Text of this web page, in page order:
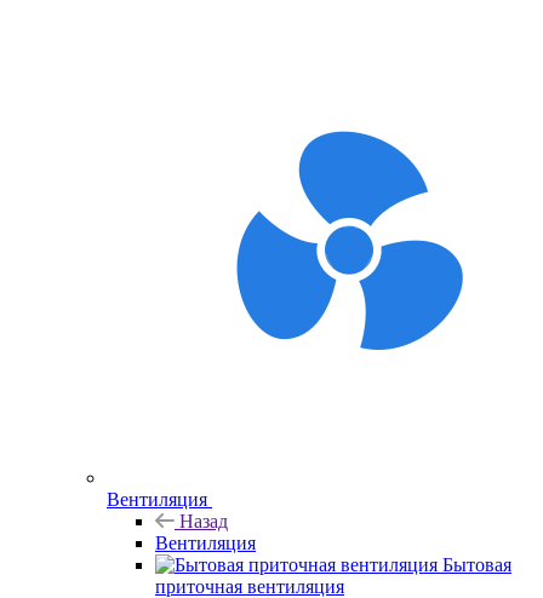
Вентиляция
Назад
Вентиляция
Бытовая
приточная вентиляция